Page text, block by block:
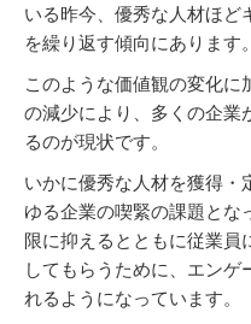
いる昨今、優秀な人材ほど
を繰り返す傾向にあります。
このような価値観の変化に
の減少により、多くの企業
るのが現状です。
いかに優秀な人材を獲得・
ゆる企業の喫緊の課題とな
限に抑えるとともに従業員
してもらうために、エンゲ
れるようになっています。